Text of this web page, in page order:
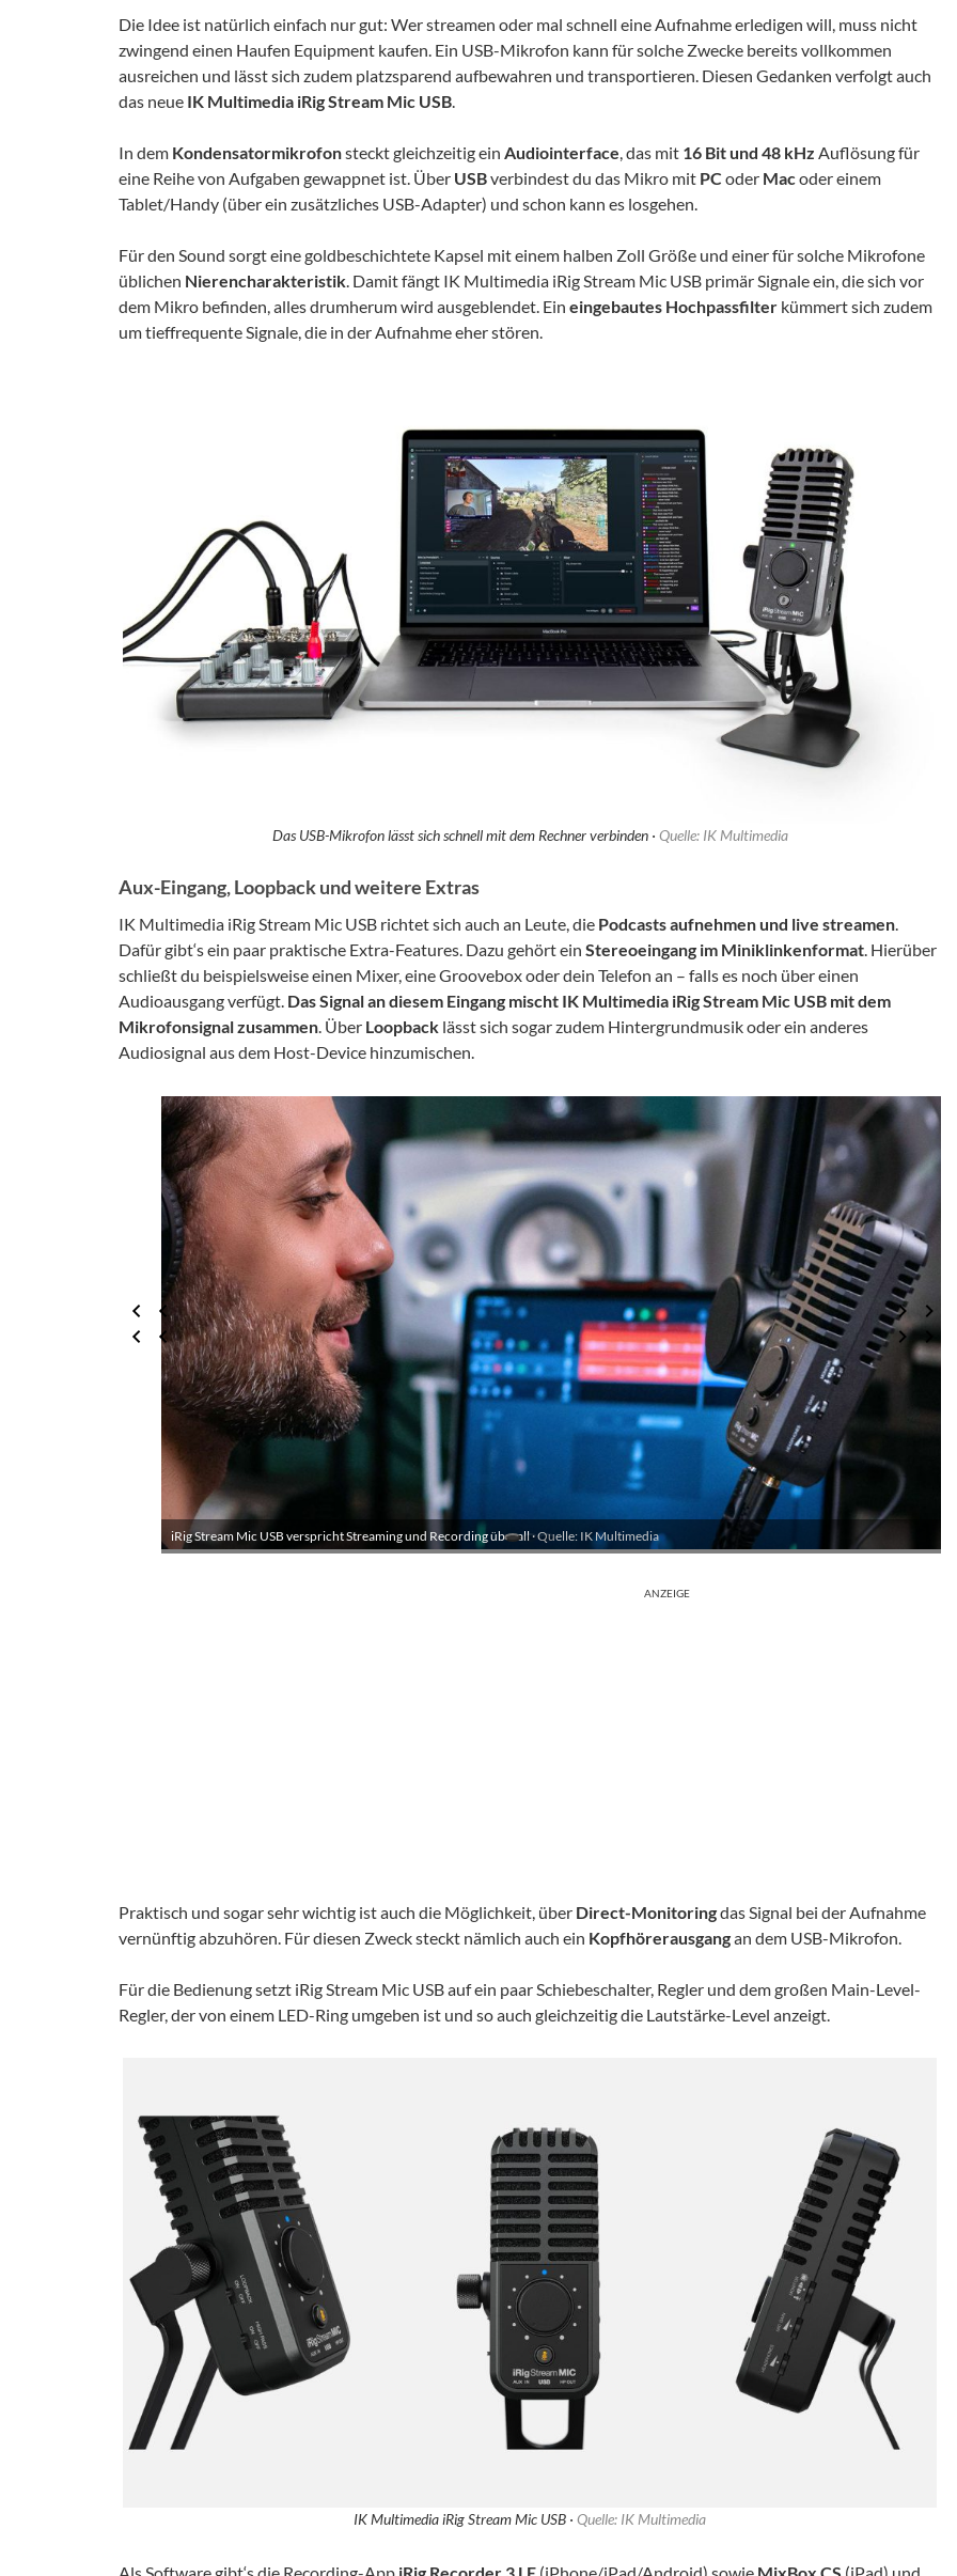
Die Idee ist natürlich einfach nur gut: Wer streamen oder mal schnell eine Aufnahme erledigen will, muss nicht
zwingend einen Haufen Equipment kaufen. Ein USB-Mikrofon kann für solche Zwecke bereits vollkommen
ausreichen und lässt sich zudem platzsparend aufbewahren und transportieren. Diesen Gedanken verfolgt auch
das neue IK Multimedia iRig Stream Mic USB.
In dem Kondensatormikrofonsteckt gleichzeitig ein Audiointerface, das mit 16 Bit und 48 kHz Auflösung für
eine Reihe von Aufgaben gewappnet ist. Über USBverbindest du das Mikro mit PC oder Macoder einem
Tablet/Handy (über ein zusätzliches USB-Adapter) und schon kann es losgehen.
Für den Sound sorgt eine goldbeschichtete Kapsel mit einem halben Zoll Größe und einer für solche Mikrofone
üblichen Nierencharakteristik. Damit fängt IK Multimedia iRig Stream Mic USB primär Signale ein, die sich vor
dem Mikro befinden, alles drumherum wird ausgeblendet. Ein eingebautes Hochpassfilter kümmert sich zudem
um tieffrequente Signale, die in der Aufnahme eher stören.
Das USB-Mikrofon lässt sich schnell mit dem Rechner verbinden · Quelle: IK Multimedia
Aux-Eingang, Loopback und weitere Extras
IK Multimedia iRig Stream Mic USB richtet sich auch an Leute, die Podcasts aufnehmen und live streamen.
Dafür gibt‘s ein paar praktische Extra-Features. Dazu gehört ein Stereoeingang im Miniklinkenformat. Hierüber
schließt du beispielsweise einen Mixer, eine Groovebox oder dein Telefon an – falls es noch über einen
Audioausgang verfügt. Das Signal an diesem Eingang mischt IK Multimedia iRig Stream Mic USB mit dem
Mikrofonsignal zusammen. Über Loopback lässt sich sogar zudem Hintergrundmusik oder ein anderes
Audiosignal aus dem Host-Device hinzumischen.
iRig Stream Mic USB verspricht Streaming und Recording überall ·Quelle: IK Multimedia
ANZEIGE
Praktisch und sogar sehr wichtig ist auch die Möglichkeit, über Direct-Monitoringdas Signal bei der Aufnahme
vernünftig abzuhören. Für diesen Zweck steckt nämlich auch ein Kopfhörerausgangan dem USB-Mikrofon.
Für die Bedienung setzt iRig Stream Mic USB auf ein paar Schiebeschalter, Regler und dem großen Main-Level-
Regler, der von einem LED-Ring umgeben ist und so auch gleichzeitig die Lautstärke-Level anzeigt.
IK Multimedia iRig Stream Mic USB · Quelle: IK Multimedia